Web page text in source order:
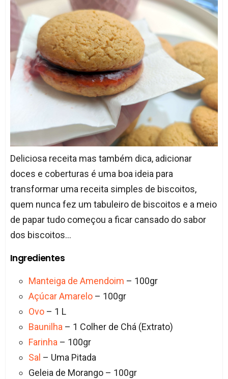
Deliciosa receita mas também dica, adicionar
doces e coberturas é uma boa ideia para
transformar uma receita simples de biscoitos,
quem nunca fez um tabuleiro de biscoitos e a meio
de papar tudo começou a ficar cansado do sabor
dos biscoitos...
Ingredientes
Manteiga de Amendoim – 100gr
Açúcar Amarelo– 100gr
Ovo– 1 L
Baunilha– 1 Colher de Chá (Extrato)
Farinha– 100gr
Sal – Uma Pitada
Geleia de Morango – 100gr